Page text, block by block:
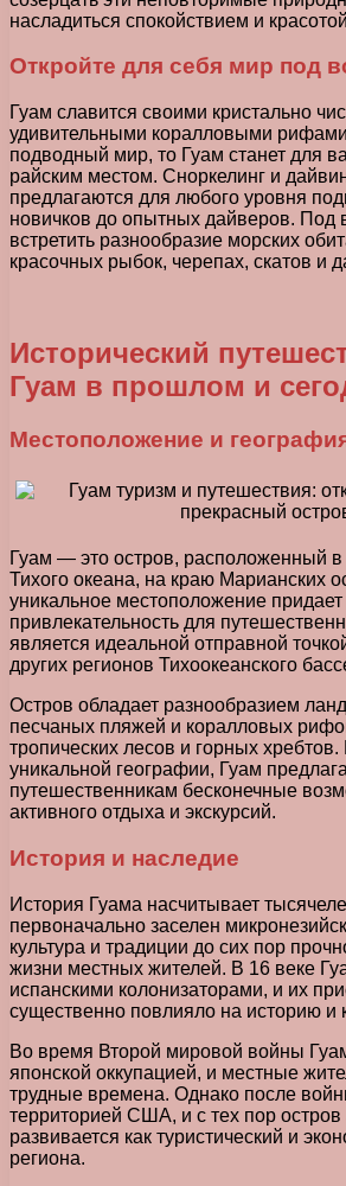
насладиться спокойствием и
Откройте для себя мир под
Гуам славится своими кристально
удивительными коралловыми
подводный мир, то Гуам станет для
райским местом. Сноркелинг и
предлагаются для любого уровня
новичков до опытных дайверов. Под
встретить разнообразие морских
красочных рыбок, черепах, скатов и
Исторический
Гуам в прошлом и
Местоположение и
Гуам — это остров, расположенный в
Тихого океана, на краю Марианских
уникальное местоположение
привлекательность для
является идеальной отправной
других регионов Тихоокеанского
Остров обладает разнообразием
песчаных пляжей и коралловых
тропических лесов и горных
уникальной географии, Гуам
путешественникам бесконечные
активного отдыха и экскурсий.
История и наследие
История Гуама насчитывает
первоначально заселен
культура и традиции до сих пор
жизни местных жителей. В 16 веке
испанскими колонизаторами, и их
существенно повлияло на историю и
Во время Второй мировой войны
японской оккупацией, и местные
трудные времена. Однако после
территорией США, и с тех пор остров
развивается как туристический и
региона.